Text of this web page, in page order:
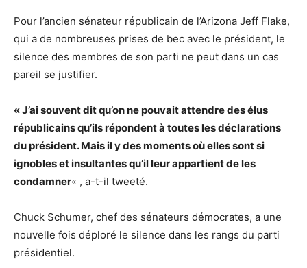
Pour l’ancien sénateur républicain de l’Arizona Jeff Flake,
qui a de nombreuses prises de bec avec le président, le
silence des membres de son parti ne peut dans un cas
pareil se justifier.
« J’ai souvent dit qu’on ne pouvait attendre des élus
républicains qu’ils répondent à toutes les déclarations
du président. Mais il y des moments où elles sont si
ignobles et insultantes qu’il leur appartient de les
condamner« , a-t-il tweeté.
Chuck Schumer, chef des sénateurs démocrates, a une
nouvelle fois déploré le silence dans les rangs du parti
présidentiel.